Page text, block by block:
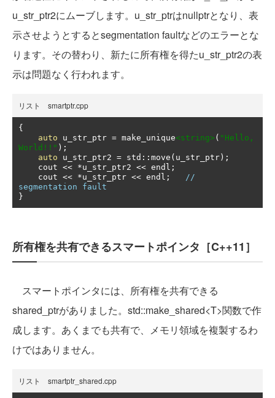
u_str_ptr2にムーブします。u_str_ptrはnullptrとなり、表
示させようとするとsegmentation faultなどのエラーとな
ります。その替わり、新たに所有権を得たu_str_ptr2の表
示は問題なく行われます。
リスト smartptr.cpp
{
auto u_str_ptr = make_unique<string> ( "Hello,
World!!" );
auto u_str_ptr2 = std :: move ( u_str_ptr );
    cout
<< *u_str_ptr2 << endl ;
    cout
<< *u_str_ptr << endl ;
//
segmentation fault
}
所有権を共有できるスマートポインタ［C++11］
スマートポインタには、所有権を共有できる
shared_ptrがありました。std::make_shared<T>関数で作
成します。あくまでも共有で、メモリ領域を複製するわ
けではありません。
リスト smartptr_shared.cpp